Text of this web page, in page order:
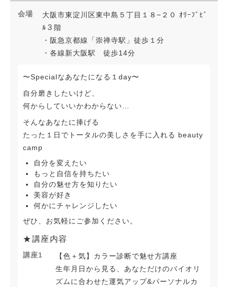
会場
大阪市東淀川区東中島５丁目１８−２０ ｵﾘｰﾌﾞﾋﾞ
ﾙ３階
・阪急京都線「崇禅寺駅」徒歩１分
・各線新大阪駅 徒歩14分
〜Specialなあなたになる１day〜
自分磨きしたいけど、
何からしていいかわからない…
そんなあなたに捧げる
たった１日でトータルの美しさを手に入れる beauty
camp
自分を変えたい
もっと自信を持ちたい
自分の魅せ方を知りたい
美容が好き
何かにチャレンジしたい
ぜひ、お気軽にご参加ください。
★講座内容
講座1
【色＋気】カラー診断で魅せ方講座
生年月日から見る、あなただけのバイオリ
ズムに合わせた運気アップ&パーソナルカ